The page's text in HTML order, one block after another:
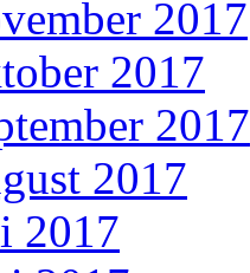
2017
2017
2017
2017
2017